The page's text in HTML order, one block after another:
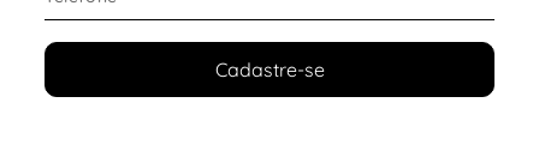
Cadastre-se